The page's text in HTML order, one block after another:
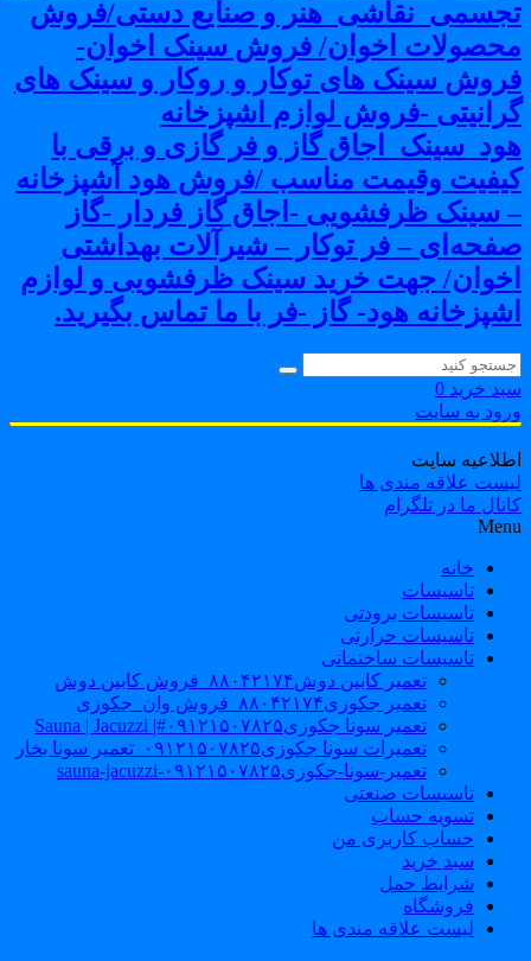
و صنایع دستی/فروش
اخوان/ فروش سینک اخوان-
سینک های توکار و روکار و سینک های
-فروش لوازم اشپزخانه
گاز و فر گازی و برقی با
وقیمت مناسب /فروش هود آشپزخانه
سینک ظرفشویی -اجاق گاز فردار -گاز
– فر توکار – شیرآلات بهداشتی
جهت خرید سینک ظرفشویی و لوازم
هود- گاز -فر با ما تماس بگیرید.
خرید 0
به سایت
سایت
علاقه مندی ها
ما در تلگرام
خانه
تاسیسات
تاسیسات برودتی
تاسیسات حرارتی
تاسیسات ساختمانی
تعمیر کابین دوش۸۸۰۴۲۱۷۴_فروش کابین دوش
تعمیر جکوزی۸۸۰۴۲۱۷۴_فروش وان_جکوزی
تعمیر سونا جکوزی۰۹۱۲۱۵۰۷۸۲۵#| Sauna | Jacuzzi
تعمیرات سونا جکوزی۰۹۱۲۱۵۰۷۸۲۵_تعمیر سونا بخار
تعمیر-سونا-جکوزی۰۹۱۲۱۵۰۷۸۲۵-sauna-jacuzzi
تاسیسات صنعتی
تسویه حساب
حساب کاربری من
سبد خرید
شرایط حمل
فروشگاه
لیست علاقه مندی ها